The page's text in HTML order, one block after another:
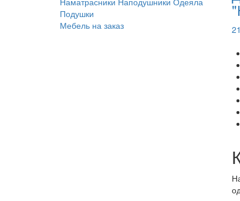
Подушки
Мебель на заказ